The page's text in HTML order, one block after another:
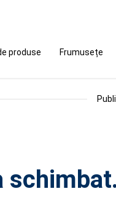
produse Frumusețe